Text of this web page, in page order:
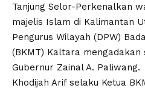
Tanjung Selor-Perkenalkan
majelis Islam di Kalimantan
Pengurus Wilayah (DPW)
(BKMT) Kaltara
Gubernur Zainal A. Paliwang.
Khodijah Arif selaku Ketua